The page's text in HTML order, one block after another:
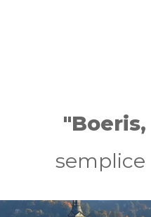
"Boeris,
semplice